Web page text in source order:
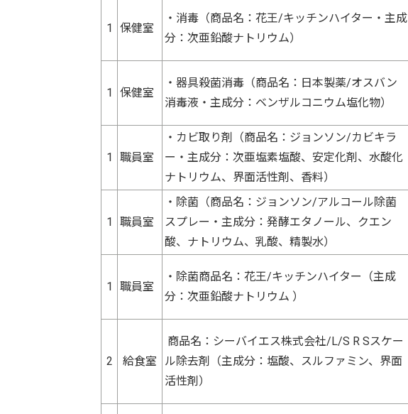
1 保健室
・消毒（商品名：花王/キッチンハイター・主成
分：次亜鉛酸ナトリウム）
1 保健室
・器具殺菌消毒（商品名：日本製薬/オスバン
消毒液・主成分：ベンザルコニウム塩化物）
1 職員室
・カビ取り剤（商品名：ジョンソン/カビキラ
ー・主成分：次亜塩素塩酸、安定化剤、水酸化
ナトリウム、界面活性剤、香料）
1 職員室
・除菌（商品名：ジョンソン/アルコール除菌
スプレー・主成分：発酵エタノール、クエン
酸、ナトリウム、乳酸、精製水）
1 職員室
・除菌商品名：花王/キッチンハイター（主成
分：次亜鉛酸ナトリウム ）
2 給食室
商品名：シーバイエス株式会社/L/S R Sスケー
ル除去剤（主成分：塩酸、スルファミン、界面
活性剤）